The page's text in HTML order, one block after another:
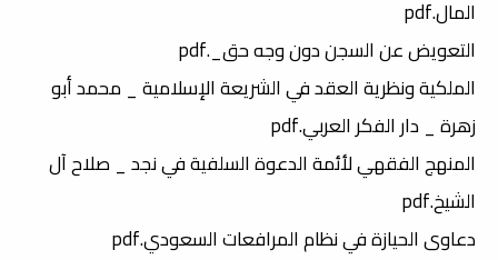
المال.pdf
التعويض عن السجن دون وجه حق_.pdf
الملكية ونظرية العقد في الشريعة الإسلامية _ محمد أبو
زهرة _ دار الفكر العربي.pdf
المنهج الفقهي لأئمة الدعوة السلفية في نجد _ صلاح آل
الشيخ.pdf
دعاوى الحيازة في نظام المرافعات السعودي.pdf